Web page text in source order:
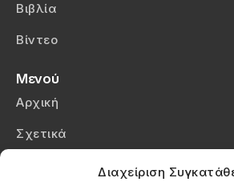
Διαχείριση
Βιβλία
Βίντεο
Μενού
Αρχική
Σχετικά